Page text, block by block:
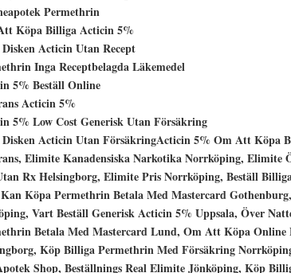
Permethrin
Köpa Billiga Acticin 5%
Acticin Utan Recept
Inga Receptbelagda Läkemedel
5% Beställ Online
Acticin 5%
5% Low Cost Generisk Utan Försäkring
Acticin Utan FörsäkringActicin 5% Om Att Köpa
Elimite Kanadensiska Narkotika Norrköping, Elimite
Rx Helsingborg, Elimite Pris Norrköping, Beställ
Köpa Permethrin Betala Med Mastercard
Vart Beställ Generisk Acticin 5% Uppsala, Över
Betala Med Mastercard Lund, Om Att Köpa
Köp Billiga Permethrin Med Försäkring
Shop, Beställnings Real Elimite Jönköping, Köp